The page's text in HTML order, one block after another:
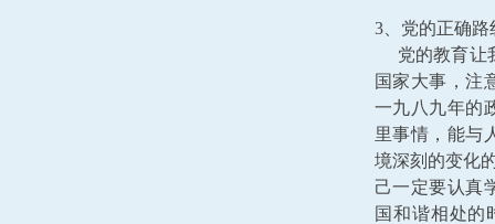
3、党的正确
党的教育让
国家大事，注
一九八九年的
里事情，能与
境深刻的变化
己一定要认真
国和谐相处的